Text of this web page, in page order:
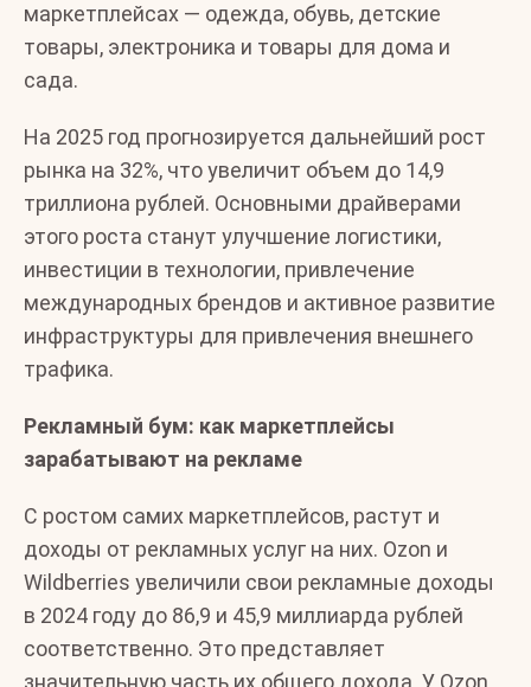
маркетплейсах — одежда, обувь, детские
товары, электроника и товары для дома и
сада.
На 2025 год прогнозируется дальнейший рост
рынка на 32%, что увеличит объем до 14,9
триллиона рублей. Основными драйверами
этого роста станут улучшение логистики,
инвестиции в технологии, привлечение
международных брендов и активное развитие
инфраструктуры для привлечения внешнего
трафика.
Рекламный бум: как маркетплейсы
зарабатывают на рекламе
С ростом самих маркетплейсов, растут и
доходы от рекламных услуг на них. Ozon и
Wildberries увеличили свои рекламные доходы
в 2024 году до 86,9 и 45,9 миллиарда рублей
соответственно. Это представляет
значительную часть их общего дохода. У Ozоn